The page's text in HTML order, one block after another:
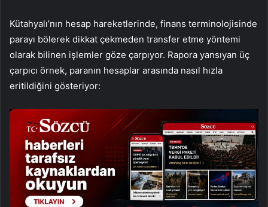
Kütahyalı’nın hesap hareketlerinde, finans terminolojisinde
parayı bölerek dikkat çekmeden transfer etme yöntemi
olarak bilinen işlemler göze çarpıyor. Rapora yansıyan üç
çarpıcı örnek, paranın hesaplar arasında nasıl hızla
eritildiğini gösteriyor: